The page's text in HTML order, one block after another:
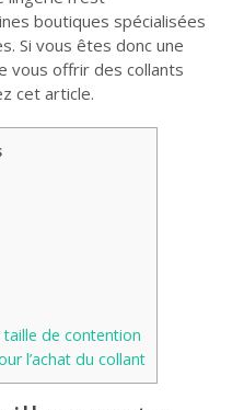
boutiques spécialisées
Si vous êtes donc une
vous offrir des collants
cet article.
de contention
l’achat du collant